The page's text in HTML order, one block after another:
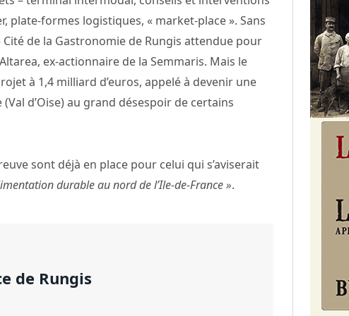
plate-formes logistiques, « market-place ». Sans
de la Gastronomie de Rungis attendue pour
ex-actionnaire de la Semmaris. Mais le
à 1,4 milliard d’euros, appelé à devenir une
d’Oise) au grand désespoir de certains
sont déjà en place pour celui qui s’aviserait
durable au nord de l’Ile-de-France ».
de Rungis